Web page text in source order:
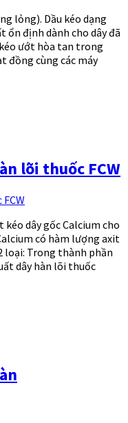
lỏng). Dầu kéo dạng
ổn định dành cho dây đã
kéo ướt hòa tan trong
đồng cùng các máy
lõi thuốc FCW
dây gốc Calcium cho
có hàm lượng axit
loại: Trong thành phần
dây hàn lõi thuốc